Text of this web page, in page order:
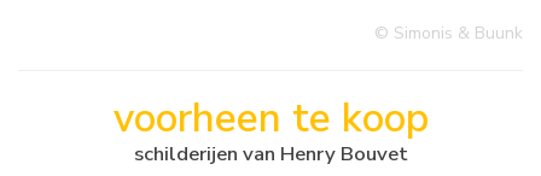
© Simonis & Buunk
voorheen te koop
schilderijen van Henry Bouvet